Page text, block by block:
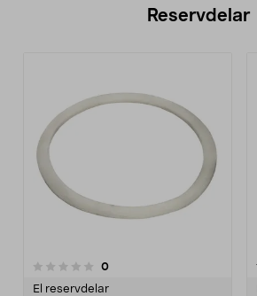
Reservdelar
0recensioner
El reservdelar
4.0av 5 stjärnor